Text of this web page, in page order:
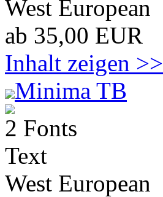
West European
ab 35,00 EUR
Inhalt zeigen >>
Minima TB
2 Fonts
Text
West European